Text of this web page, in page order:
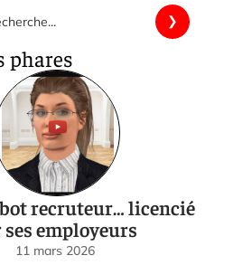
phares
recruteur… licencié
ses employeurs
11 mars 2026